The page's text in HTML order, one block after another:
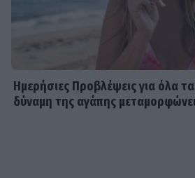
Ημερήσιες Προβλέψεις για όλα
δύναμη της αγάπης μεταμορφώνει